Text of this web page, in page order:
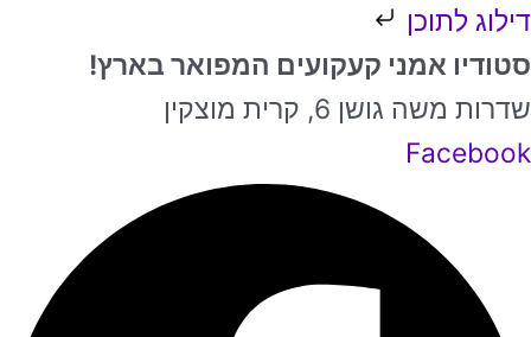
דילוג לתוכן
דילוג
לתוכן
סטודיו אמני קעקועים המפואר בארץ!
שדרות משה גושן 6, קרית מוצקין
Facebook